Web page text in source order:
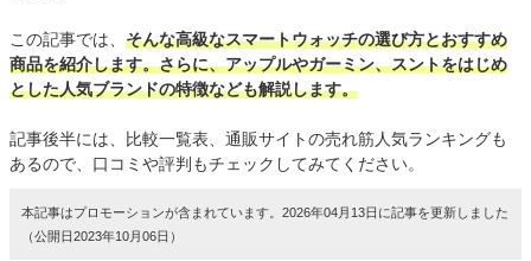
この記事では、 そんな高級なスマートウォッチの選び方とおすすめ
商品を紹介します。さらに、アップルやガーミン、スントをはじめ
とした人気ブランドの特徴なども解説します。
記事後半には、比較一覧表、通販サイトの売れ筋人気ランキングも
あるので、口コミや評判もチェックしてみてください。
本記事はプロモーションが含まれています。2026年04月13日に記事を更新しました
（公開日2023年10月06日）